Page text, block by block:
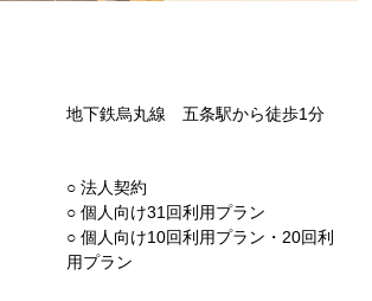
地下鉄烏丸線 五条駅から徒歩1分
○︎ 法人契約
○︎ 個人向け31回利用プラン
○︎ 個人向け10回利用プラン・20回利
用プラン